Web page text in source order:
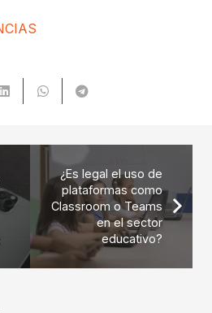
¿Es legal el uso de
plataformas como
Classroom o Teams
en el sector
educativo?